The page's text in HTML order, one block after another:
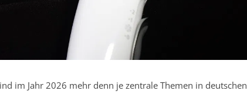
im Jahr 2026 mehr denn je zentrale Themen in deutschen